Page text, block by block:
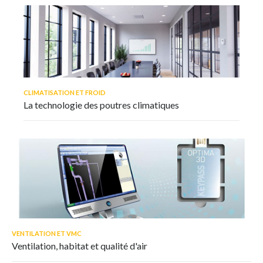
CLIMATISATION ET FROID
La technologie des poutres climatiques
VENTILATION ET VMC
Ventilation, habitat et qualité d'air